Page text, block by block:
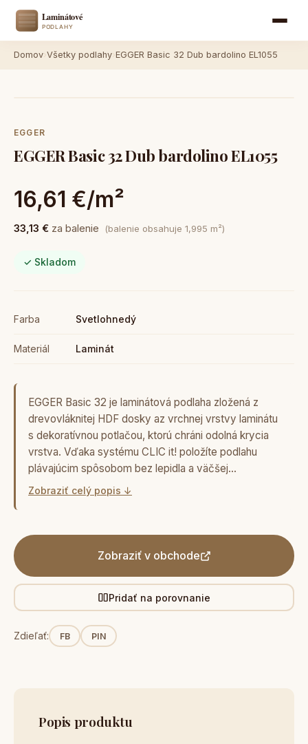
Domov Všetky podlahy EGGER Basic 32 Dub bardolino EL1055
EGGER
EGGER Basic 32 Dub bardolino EL1055
16,61 €/m²
33,13 € za balenie (balenie obsahuje 1,995 m²)
✓ Skladom
Farba Svetlohnedý
Materiál Laminát
EGGER Basic 32 je laminátová podlaha zložená z
drevovláknitej HDF dosky az vrchnej vrstvy laminátu
s dekoratívnou potlačou, ktorú chráni odolná krycia
vrstva. Vďaka systému CLIC it! položíte podlahu
plávajúcim spôsobom bez lepidla a väčšej…
Zobraziť celý popis ↓
Zobraziť v obchode
Pridať na porovnanie
Zdieľať: FB PIN
Popis produktu